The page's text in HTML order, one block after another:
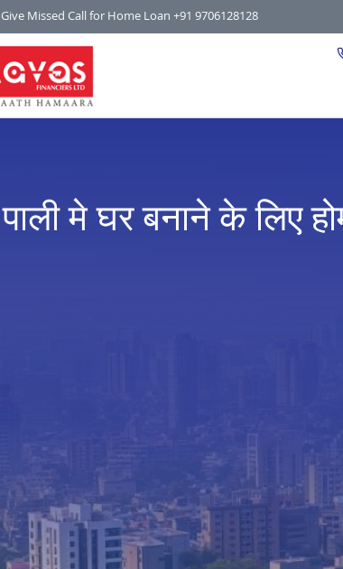
Give Missed Call for Home Loan +91 9706128128
पाली मे घर बनाने के लिए